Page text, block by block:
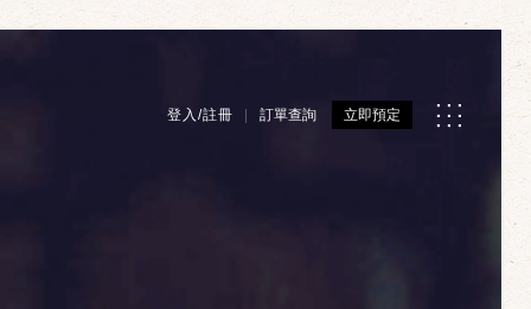
登入/註冊 訂單查詢 立即預定